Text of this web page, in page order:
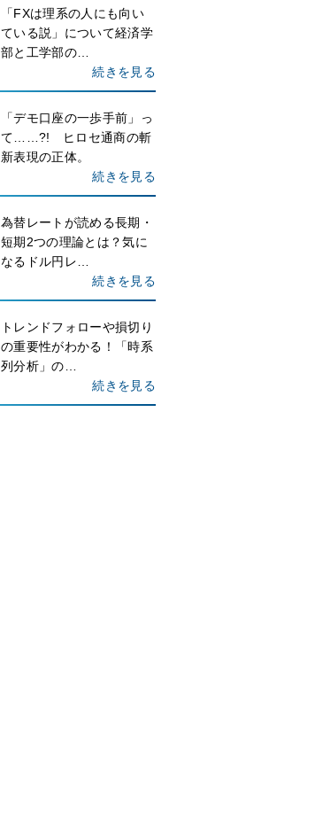
「FXは理系の人にも向い
ている説」について経済学
部と工学部の…
続きを見る
「デモ口座の一歩手前」っ
て……?! ヒロセ通商の斬
新表現の正体。
続きを見る
為替レートが読める長期・
短期2つの理論とは？気に
なるドル円レ…
続きを見る
トレンドフォローや損切り
の重要性がわかる！「時系
列分析」の…
続きを見る